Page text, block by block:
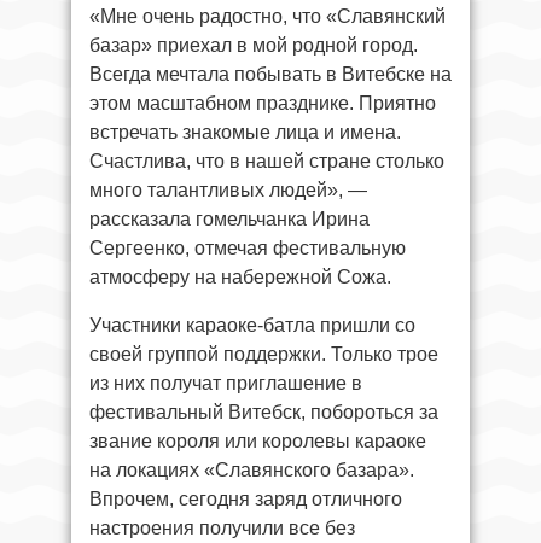
«Мне очень радостно, что «Славянский
базар» приехал в мой родной город.
Всегда мечтала побывать в Витебске на
этом масштабном празднике. Приятно
встречать знакомые лица и имена.
Счастлива, что в нашей стране столько
много талантливых людей», —
рассказала гомельчанка Ирина
Сергеенко, отмечая фестивальную
атмосферу на набережной Сожа.
Участники караоке-батла пришли со
своей группой поддержки. Только трое
из них получат приглашение в
фестивальный Витебск, побороться за
звание короля или королевы караоке
на локациях «Славянского базара».
Впрочем, сегодня заряд отличного
настроения получили все без